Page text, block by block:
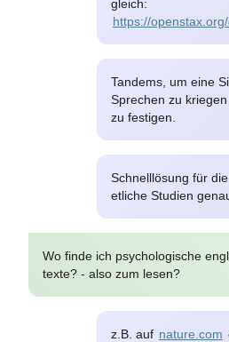
gleich:
https://
Tandems, um eine
Sprechen zu
zu festigen.
Schnelllösung für
etliche Studien
Wo finde ich psychologische
texte? - also zum lesen?
z.B. auf nature.com